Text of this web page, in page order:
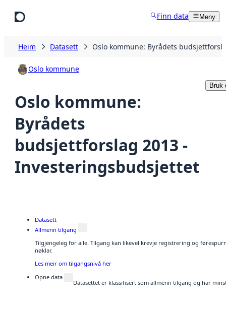
Finn data Meny
Heim Datasett Oslo kommune: Byrådets
Oslo kommune
Oslo kommune:
Byrådets
budsjettforslag 2013 -
Investeringsbudsjettet
Bruk
Datasett
Allmenn tilgang
Tilgjengeleg for alle. Tilgang kan likevel krevje registrering og
nøklar.
Les meir om tilgangsnivå her
Opne data
Datasettet er klassifisert som allmenn tilgang og har